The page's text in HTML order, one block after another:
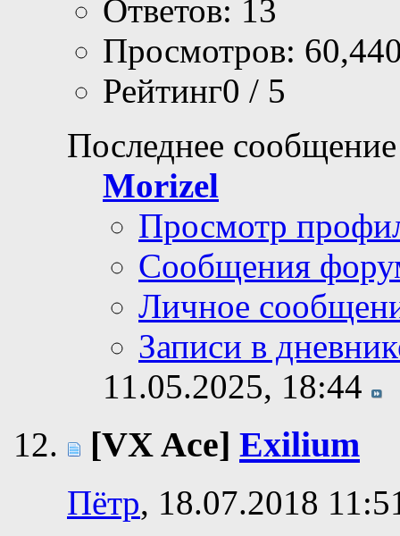
Ответов: 13
Просмотров:
Рейтинг0 / 5
Последнее
Morizel
Просмотр
Сообщения
Личное
Записи в
11.05.2025, 18:44
[VX Ace] Exilium
Пётр, 18.07.2018